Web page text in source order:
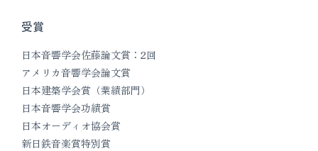
受賞
日本音響学会佐藤論文賞：2回
アメリカ音響学会論文賞
日本建築学会賞（業績部門）
日本音響学会功績賞
日本オーディオ協会賞
新日鉄音楽賞特別賞